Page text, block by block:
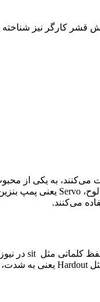
به یکی از
Servo یعنی پمپ بنزین،
می‌کنند.
Hardout یعنی به شدت،